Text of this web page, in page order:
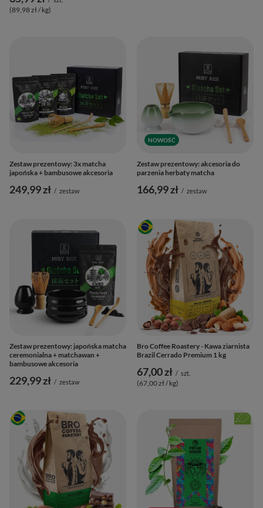
(89,98 zł / kg)
Zestaw prezentowy: 3x matcha
japońska + bambusowe akcesoria
249,99 zł / zestaw
NOWOŚĆ
Zestaw prezentowy: akcesoria do
parzenia herbaty matcha
166,99 zł / zestaw
Zestaw prezentowy: japońska matcha
ceremonialna + matchawan +
bambusowe akcesoria
229,99 zł / zestaw
Bro Coffee Roastery - Kawa ziarnista
Brazil Cerrado Premium 1 kg
67,00 zł / szt.
(67,00 zł / kg)